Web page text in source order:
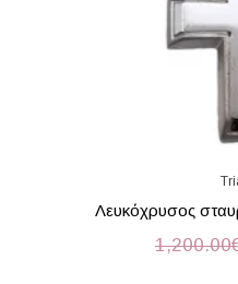
Λευκόχρυσος
1,200.00